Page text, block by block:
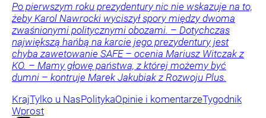
Po pierwszym roku prezydentury nic nie wskazuje na to,
żeby Karol Nawrocki wyciszył spory między dwoma
zwaśnionymi politycznymi obozami. – Dotychczas
największą hańbą na karcie jego prezydentury jest
chyba zawetowanie SAFE – ocenia Mariusz Witczak z
KO. – Mamy głowę państwa, z której możemy być
dumni – kontruje Marek Jakubiak z Rozwoju Plus.
KrajTylko u NasPolitykaOpinie i komentarzeTygodnik
Wprost